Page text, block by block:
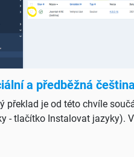
a předběžná
překlad je od této chvíle
- tlačítko Instalovat jazyky).